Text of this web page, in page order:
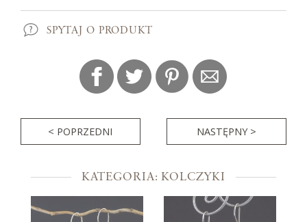
SPYTAJ O PRODUKT
< POPRZEDNI NASTĘPNY >
KATEGORIA: KOLCZYKI